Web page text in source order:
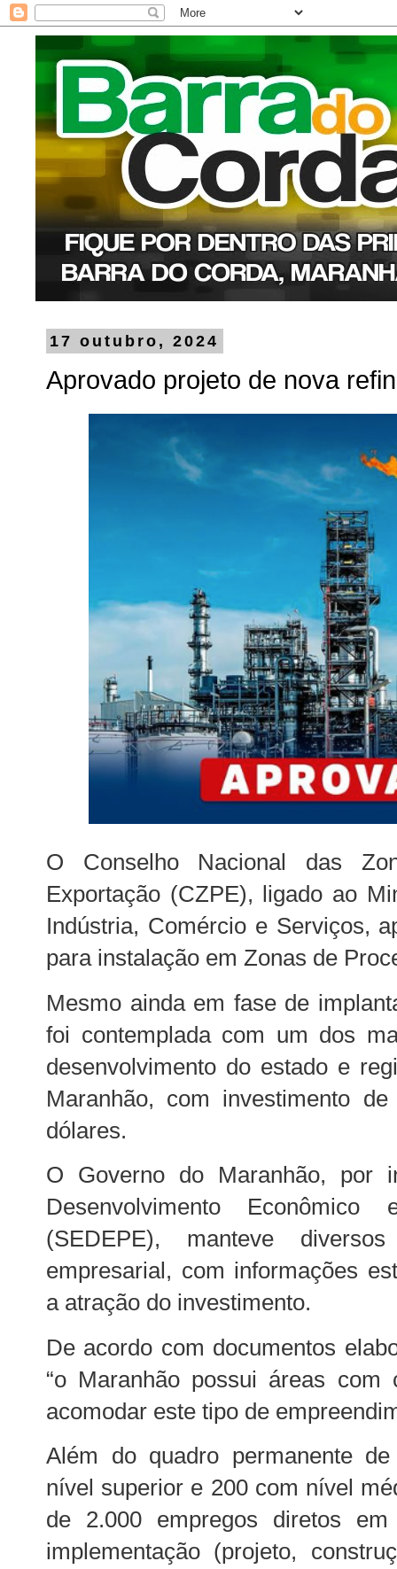
17 outubro, 2024
Aprovado projeto de nova
O Conselho Nacional das
Exportação (CZPE), ligado ao
Indústria, Comércio e Serviços,
para instalação em Zonas de
Mesmo ainda em fase de
foi contemplada com um dos
desenvolvimento do estado e
Maranhão, com investimento
dólares.
O Governo do Maranhão, por
Desenvolvimento Econômico
(SEDEPE), manteve
empresarial, com informações
a atração do investimento.
De acordo com documentos
“o Maranhão possui áreas com
acomodar este tipo de
Além do quadro permanente
nível superior e 200 com nível
de 2.000 empregos diretos
implementação (projeto,